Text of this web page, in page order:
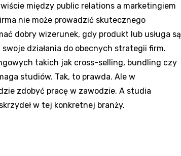
między public relations a marketingiem
nie może prowadzić skutecznego
dobry wizerunek, gdy produkt lub usługa są
działania do obecnych strategii firm.
takich jak cross-selling, bundling czy
studiów. Tak, to prawda. Ale w
zdobyć pracę w zawodzie. A studia
w tej konkretnej branży.